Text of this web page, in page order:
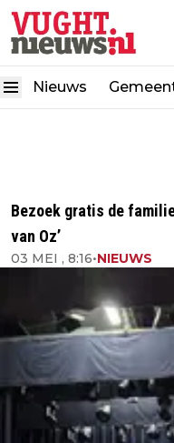
Nieuws
Bezoek gratis de
van Oz’
03 MEI , 8:16•NIEUWS